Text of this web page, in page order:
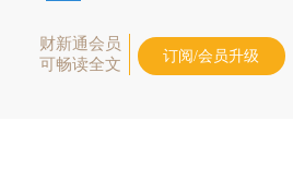
财新通会员
可畅读全文
订阅/会员升级